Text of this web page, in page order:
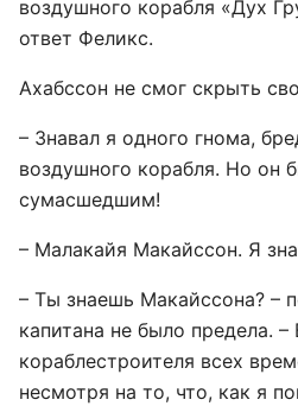
воздушного корабля «Дух
ответ Феликс.
Ахабссон не смог скрыть
– Знавал я одного гнома,
воздушного корабля. Но он
сумасшедшим!
– Малакайя Макайссон. Я
– Ты знаешь Макайссона? –
капитана не было предела. –
кораблестроителя всех
несмотря на то, что, как я